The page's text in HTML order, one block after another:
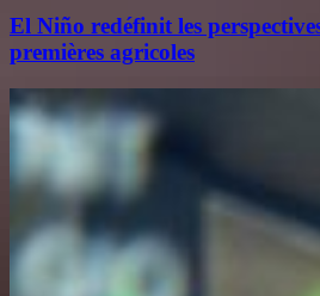
El Niño redéfinit les
premières agricoles